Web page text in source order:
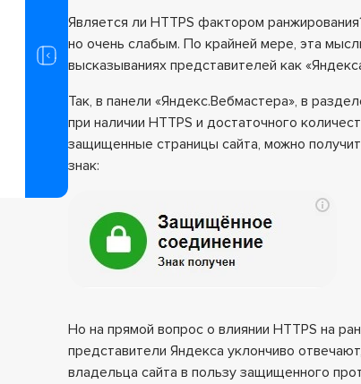
Является ли HTTPS фактором
но очень слабым. По крайней мере, эта
высказываниях представителей как
Так, в панели «Яндекс.Вебмастера», в
при наличии HTTPS и достаточного
защищенные страницы сайта, можно
знак:
Но на прямой вопрос о влиянии HTTPS на
представители Яндекса уклончиво
владельца сайта в пользу защищенного